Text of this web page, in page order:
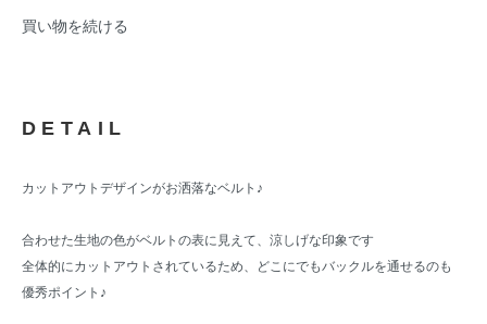
買い物を続ける
DETAIL
カットアウトデザインがお洒落なベルト♪
合わせた生地の色がベルトの表に見えて、涼しげな印象です
全体的にカットアウトされているため、どこにでもバックルを通せるのも
優秀ポイント♪